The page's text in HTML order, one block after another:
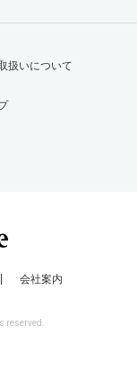
扱いについて
会社案内
reserved.